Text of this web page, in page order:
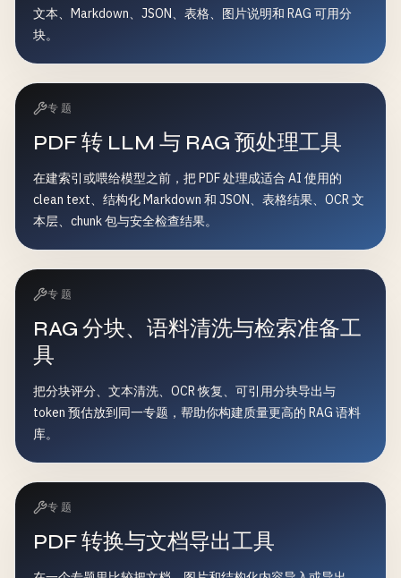
文本、Markdown、JSON、表格、图片说明和 RAG 可用分
块。
专题
PDF 转 LLM 与 RAG 预处理工具
在建索引或喂给模型之前，把 PDF 处理成适合 AI 使用的
clean text、结构化 Markdown 和 JSON、表格结果、OCR 文
本层、chunk 包与安全检查结果。
专题
RAG 分块、语料清洗与检索准备工
具
把分块评分、文本清洗、OCR 恢复、可引用分块导出与
token 预估放到同一专题，帮助你构建质量更高的 RAG 语料
库。
专题
PDF 转换与文档导出工具